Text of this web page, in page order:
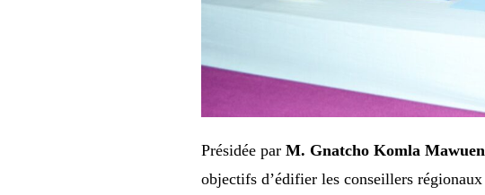
Présidée parM. Gnatcho Komla
objectifs d’édifier les conseillers